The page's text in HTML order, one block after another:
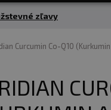
zľavy
Curcumin Co-Q10